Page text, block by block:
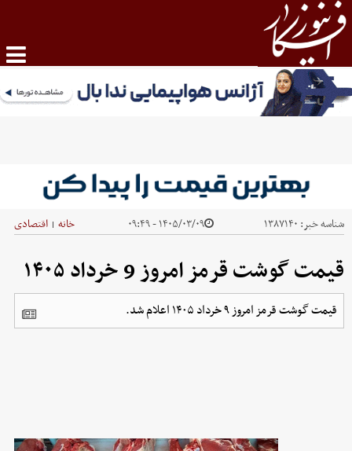
شناسه خبر: ۱۳۸۷۱۴۰ ۱۴۰۵/۰۳/۰۹ - ۰۹:۴۹ خانه | اقتصادی
قیمت گوشت قرمز امروز 9 خرداد ۱۴۰۵
قیمت گوشت قرمز امروز ۹ خرداد ۱۴۰۵ اعلام شد.